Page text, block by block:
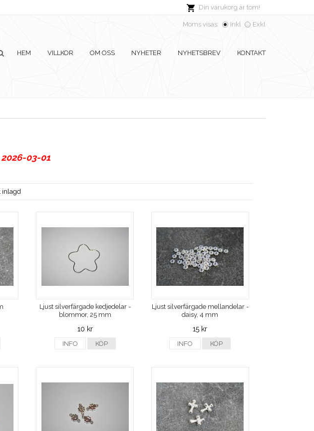
Din varukorg är tom!
Moms visas: Inkl Exkl
HEM VILLKOR OM OSS NYHETER NYHETSBREV KONTAKT
03-01
inlagd
Ljust silverfärgade kedjedelar -
blommor, 25 mm
10 kr
INFO KÖP
Ljust silverfärgade mellandelar -
daisy, 4 mm
15 kr
INFO KÖP